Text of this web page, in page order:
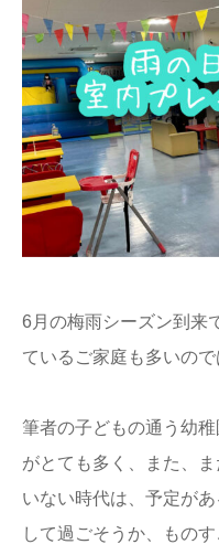
6月の梅雨シーズン到来
ているご家庭も多いので
筆者の子どもの通う幼
がとても多く、また、
いない時代は、予定が
して過ごそうか、もの
季節の行事やお出かけ
特集
ままてぃ編集部